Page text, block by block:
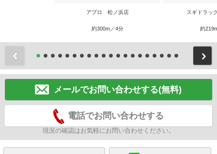
アプロ 松ノ浜店
約300m／4分
スギドラッ
約
メールでお問い合わせする(無料)
電話でお問い合わせする
現況の確認はお気軽にお問い合わせください。